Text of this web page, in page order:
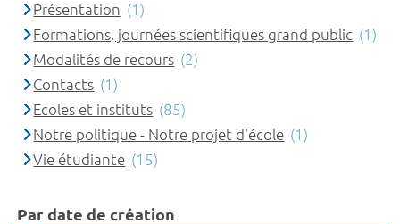
Présentation (1)
Formations, journées scientifiques grand public (1)
Modalités de recours (2)
Contacts (1)
Ecoles et instituts (85)
Notre politique - Notre projet d'école (1)
Vie étudiante (15)
Par date de création